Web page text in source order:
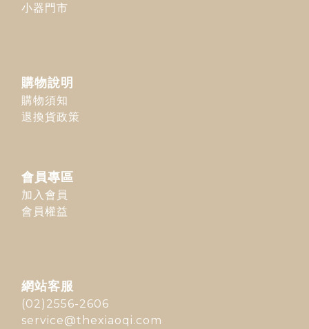
小器門市
購物說明
購物須知
退換貨政策
會員專區
加入會員
會員權益
網站客服
(02)2556-2606
service@thexiaoqi.com